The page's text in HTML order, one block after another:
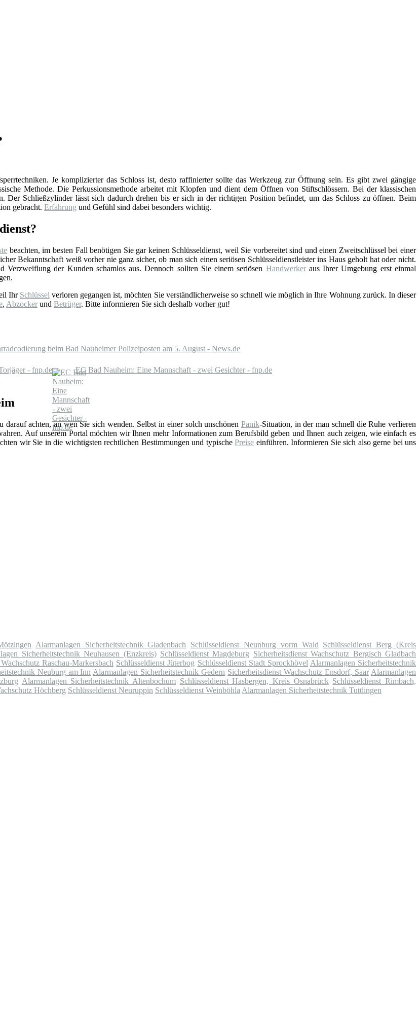
Je komplizierter das Schloss ist, desto raffinierter sollte das Werkzeug zur Öffnung sein. Es gibt zwei gängige
Methode. Die Perkussionsmethode arbeitet mit Klopfen und dient dem Öffnen von Stiftschlössern. Bei der klassischen
Der Schließzylinder lässt sich dadurch drehen bis er sich in der richtigen Position befindet, um das Schloss zu öffnen. Beim
gebracht. Erfahrung und Gefühl sind dabei besonders wichtig.
beachten, im besten Fall benötigen Sie gar keinen Schlüsseldienst, weil Sie vorbereitet sind und einen Zweitschlüssel bei einer
Bekanntschaft weiß vorher nie ganz sicher, ob man sich einen seriösen Schlüsseldienstleister ins Haus geholt hat oder nicht.
der Kunden schamlos aus. Dennoch sollten Sie einem seriösen Handwerkeraus Ihrer Umgebung erst einmal
Ihr Schlüssel verloren gegangen ist, möchten Sie verständlicherweise so schnell wie möglich in Ihre Wohnung zurück. In dieser
, Abzocker und Betrüger. Bitte informieren Sie sich deshalb vorher gut!
beim Bad Nauheimer Polizeiposten am 5. August - News.de
- fnp.de EC Bad Nauheim: Eine Mannschaft - zwei Gesichter - fnp.de
achten, an wen Sie sich wenden. Selbst in einer solch unschönenPanik-Situation, in der man schnell die Ruhe verlieren
Auf unserem Portal möchten wir Ihnen mehr Informationen zum Berufsbild geben und Ihnen auch zeigen, wie einfach es
wir Sie in die wichtigsten rechtlichen Bestimmungen und typischePreise einführen. Informieren Sie sich also gerne bei uns
Alarmanlagen Sicherheitstechnik Gladenbach Schlüsseldienst Neunburg vorm Wald Schlüsseldienst Berg (Kreis
Sicherheitstechnik Neuhausen (Enzkreis) Schlüsseldienst Magdeburg Sicherheitsdienst Wachschutz Bergisch Gladbach
Raschau-Markersbach Schlüsseldienst Jüterbog Schlüsseldienst Stadt Sprockhövel Alarmanlagen Sicherheitstechnik
Neuburg am Inn Alarmanlagen Sicherheitstechnik Gedern Sicherheitsdienst Wachschutz Ensdorf, Saar Alarmanlagen
Alarmanlagen Sicherheitstechnik Altenbochum Schlüsseldienst Hasbergen, Kreis Osnabrück Schlüsseldienst Rimbach,
Höchberg Schlüsseldienst Neuruppin Schlüsseldienst Weinböhla Alarmanlagen Sicherheitstechnik Tuttlingen